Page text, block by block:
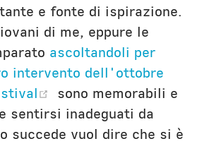
e fonte di ispirazione.
di me, eppure le
ascoltandoli per
intervento dell'ottobre
(opens new window)
sono memorabili e
sentirsi inadeguati da
succede vuol dire che si è